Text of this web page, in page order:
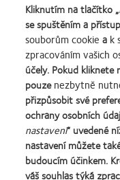
Learn
more
about
Cena
Silmo
d’Or
nejlepší
výrobek
pro
čočky
MyDay™
Learn
more
about
Kontaktní
čočky
roku
(2013)
Learn
more
about
pro
roku
2012
a
2010
Naše výrobky
Kontaktujte nás
Informace o souborech
Ochrana osobních údajů
Kliknutím na tlačítko „
se spuštěním a
souborům cookie a k
zpracováním vašich
účely. Pokud kliknete
pouzenezbytně
přizpůsobit své
ochrany osobních
nastavení“ uvedené
nastavení můžete
budoucím účinkem.
váš souhlas týká